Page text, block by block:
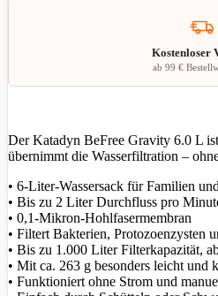
Kostenloser
ab 99 €
Der Katadyn BeFree Gravity 6.0 L
übernimmt die Wasserfiltration –
• 6-Liter-Wassersack für Familien
• Bis zu 2 Liter Durchfluss pro
• 0,1-Mikron-Hohlfasermembran
• Filtert Bakterien, Protozoenzysten
• Bis zu 1.000 Liter Filterkapazität,
• Mit ca. 263 g besonders leicht und
• Funktioniert ohne Strom und